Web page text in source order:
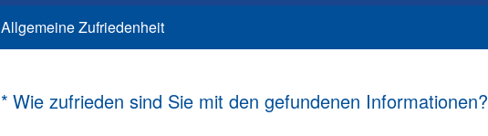
Allgemeine Zufriedenheit
* Wie zufrieden sind Sie mit den gefundenen Informationen?
(Erforderlich.)